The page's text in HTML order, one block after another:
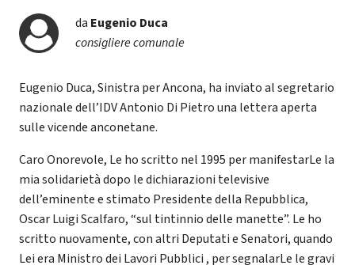
da Eugenio Duca
consigliere comunale
Eugenio Duca, Sinistra per Ancona, ha inviato al segretario
nazionale dell’IDV Antonio Di Pietro una lettera aperta
sulle vicende anconetane.
Caro Onorevole, Le ho scritto nel 1995 per manifestarLe la
mia solidarietà dopo le dichiarazioni televisive
dell’eminente e stimato Presidente della Repubblica,
Oscar Luigi Scalfaro, “sul tintinnio delle manette”. Le ho
scritto nuovamente, con altri Deputati e Senatori, quando
Lei era Ministro dei Lavori Pubblici , per segnalarLe le gravi